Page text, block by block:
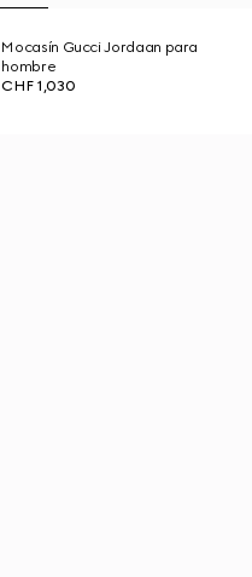
Mocasín Gucci Jordaan para
hombre
CHF 1,030